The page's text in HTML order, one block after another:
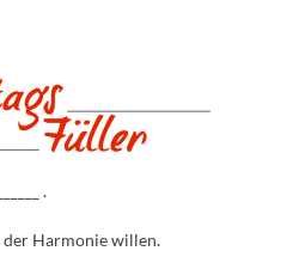
.
der Harmonie willen.